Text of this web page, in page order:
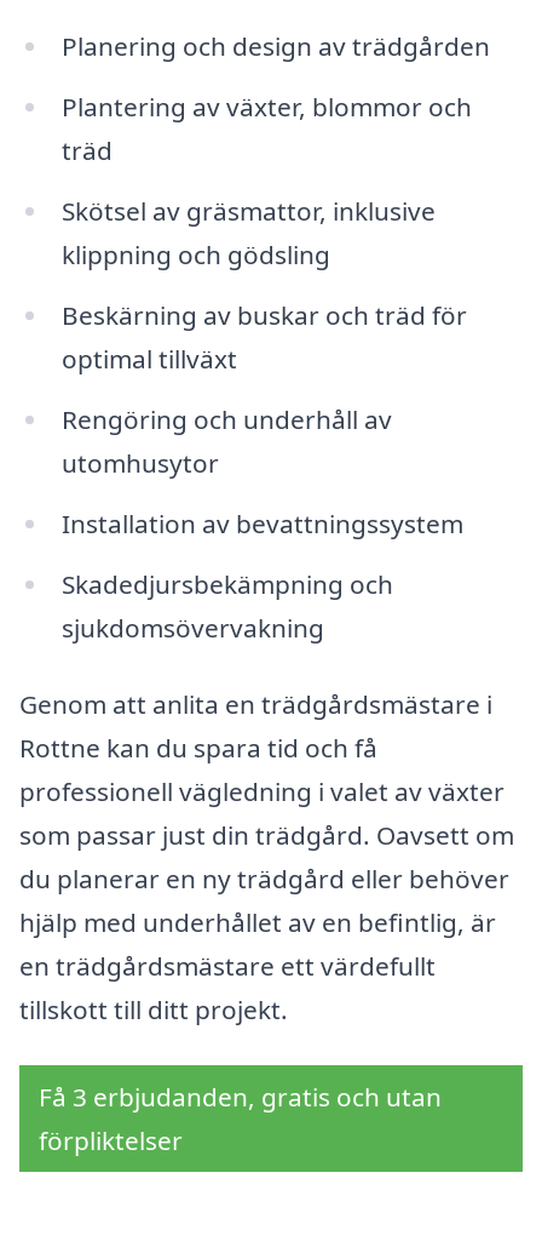
Planering och design av trädgården
Plantering av växter, blommor och
träd
Skötsel av gräsmattor, inklusive
klippning och gödsling
Beskärning av buskar och träd för
optimal tillväxt
Rengöring och underhåll av
utomhusytor
Installation av bevattningssystem
Skadedjursbekämpning och
sjukdomsövervakning
Genom att anlita en trädgårdsmästare i
Rottne kan du spara tid och få
professionell vägledning i valet av växter
som passar just din trädgård. Oavsett om
du planerar en ny trädgård eller behöver
hjälp med underhållet av en befintlig, är
en trädgårdsmästare ett värdefullt
tillskott till ditt projekt.
Få 3 erbjudanden, gratis och utan
förpliktelser